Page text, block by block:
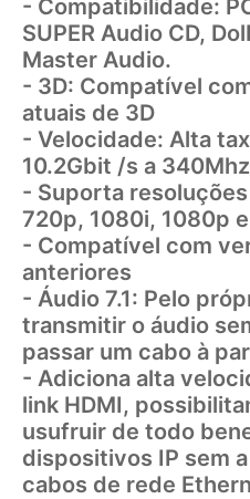
- Compatibilidade:
SUPER Audio CD,
Master Audio.
- 3D: Compatível
atuais de 3D
- Velocidade: Alta
10.2Gbit /s a 340Mhz
- Suporta
720p, 1080i, 1080p
- Compatível com
anteriores
- Áudio 7.1: Pelo
transmitir o áudio
passar um cabo à
- Adiciona alta
link HDMI,
usufruir de todo
dispositivos IP sem
cabos de rede